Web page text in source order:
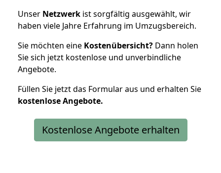
Unser Netzwerk ist sorgfältig ausgewählt, wir
haben viele Jahre Erfahrung im Umzugsbereich.
Sie möchten eine Kostenübersicht? Dann holen
Sie sich jetzt kostenlose und unverbindliche
Angebote.
Füllen Sie jetzt das Formular aus und erhalten Sie
kostenloseAngebote.
Kostenlose Angebote erhalten